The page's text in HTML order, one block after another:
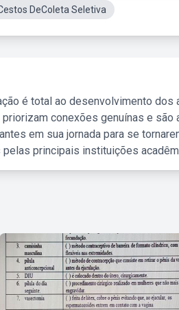
DeColeta Seletiva
é total ao desenvolvimento
conexões genuínas e são
em sua jornada para se
principais instituições